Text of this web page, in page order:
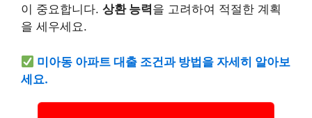
이 중요합니다. 상환 능력을 고려하여 적절한 계획
을 세우세요.
미아동 아파트 대출 조건과 방법을 자세히 알아보
세요.